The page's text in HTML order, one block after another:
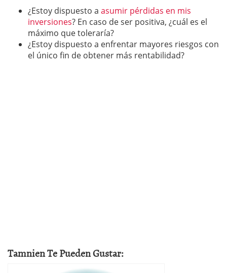
¿Estoy dispuesto a asumir pérdidas en mis
inversiones? En caso de ser positiva, ¿cuál es el
máximo que toleraría?
¿Estoy dispuesto a enfrentar mayores riesgos con
el único fin de obtener más rentabilidad?
Tamnien Te Pueden Gustar: